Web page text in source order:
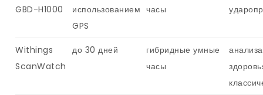
GBD-H1000
использованием
GPS
часы
Withings
ScanWatch
до 30 дней
гибридные умные
часы